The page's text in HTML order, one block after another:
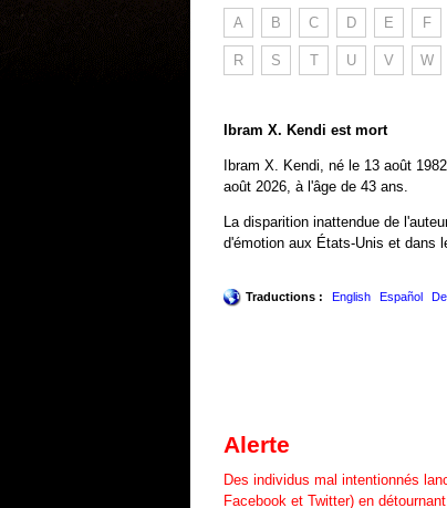
A B C D E F
R S T U V W
Ibram X. Kendi est mort
Ibram X. Kendi, né le 13 août
août 2026, à l'âge de 43 ans.
La disparition inattendue de
d'émotion aux États-Unis et dans
Traductions : English Español
Alerte
Des individus mal intentionnés
Facebook et Twitter) en